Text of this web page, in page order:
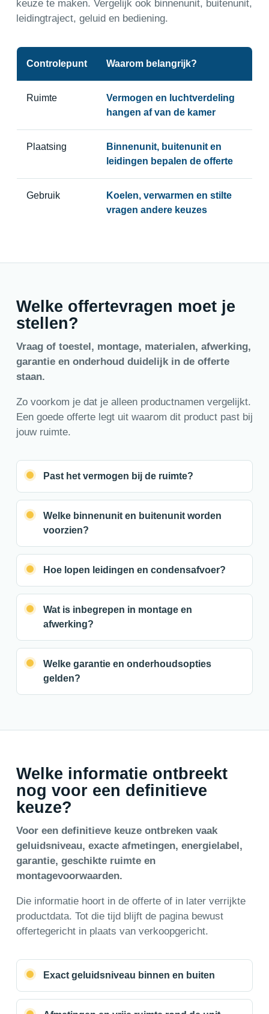
keuze te maken. Vergelijk ook binnenunit, buitenunit,
leidingtraject, geluid en bediening.
Controlepunt Waarom belangrijk?
Ruimte
Vermogen en luchtverdeling
hangen af van de kamer
Plaatsing
Binnenunit, buitenunit en
leidingen bepalen de offerte
Gebruik
Koelen, verwarmen en stilte
vragen andere keuzes
Welke offertevragen moet je
stellen?
Vraag of toestel, montage, materialen, afwerking,
garantie en onderhoud duidelijk in de offerte
staan.
Zo voorkom je dat je alleen productnamen vergelijkt.
Een goede offerte legt uit waarom dit product past bij
jouw ruimte.
Past het vermogen bij de ruimte?
Welke binnenunit en buitenunit worden
voorzien?
Hoe lopen leidingen en condensafvoer?
Wat is inbegrepen in montage en
afwerking?
Welke garantie en onderhoudsopties
gelden?
Welke informatie ontbreekt
nog voor een definitieve
keuze?
Voor een definitieve keuze ontbreken vaak
geluidsniveau, exacte afmetingen, energielabel,
garantie, geschikte ruimte en
montagevoorwaarden.
Die informatie hoort in de offerte of in later verrijkte
productdata. Tot die tijd blijft de pagina bewust
offertegericht in plaats van verkoopgericht.
Exact geluidsniveau binnen en buiten